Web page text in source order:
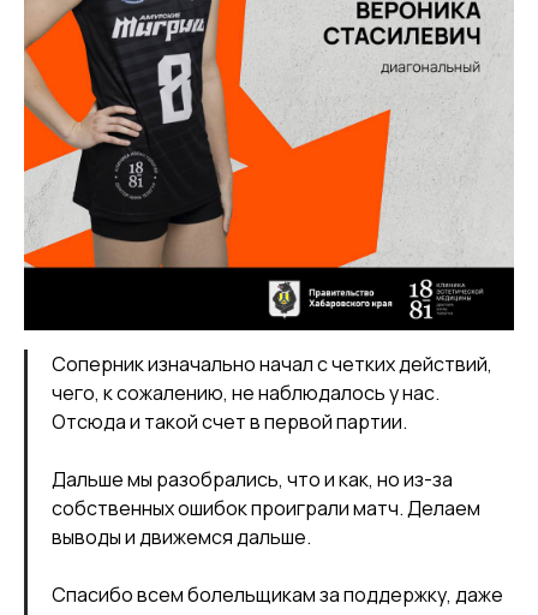
Соперник изначально начал с четких действий,
чего, к сожалению, не наблюдалось у нас.
Отсюда и такой счет в первой партии.
Дальше мы разобрались, что и как, но из-за
собственных ошибок проиграли матч. Делаем
выводы и движемся дальше.
Спасибо всем болельщикам за поддержку, даже